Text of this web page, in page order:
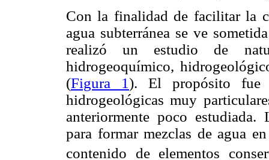
Con la finalidad de facilitar la
agua subterránea se ve
realizó un estudio de
hidrogeoquímico,
(Figura 1). El propósito fue
hidrogeológicas muy
anteriormente poco estudiada.
para formar mezclas de agua
contenido de elementos